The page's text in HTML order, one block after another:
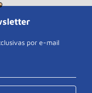
por e-mail